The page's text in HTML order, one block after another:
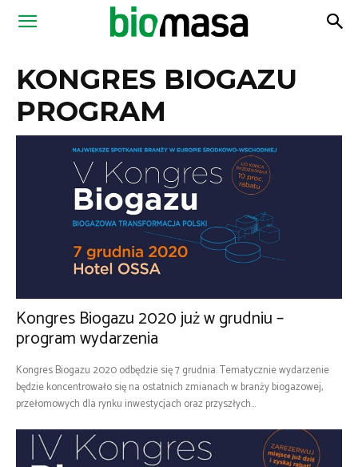
Magazyn
KONGRES BIOGAZU
PROGRAM
Kongres Biogazu 2020 już w grudniu –
program wydarzenia
Kongres Biogazu 2020 odbędzie się 7 grudnia. Tematycznie wydarzenie
będzie koncentrowało się na ostatnich zmianach w branży biogazowej,
przełomowych dla rynku inwestycjach oraz przyszłych...